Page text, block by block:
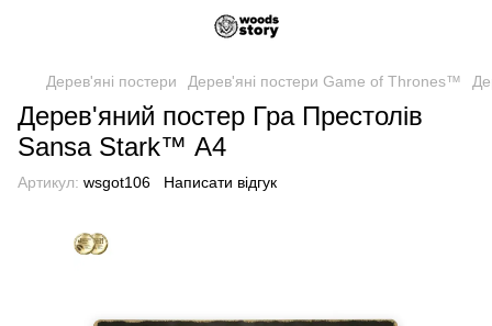
Дерев'яні постери Дерев'яні постери Game of Thrones™
Дерев'яний постер Гра Престолів
Sansa Stark™ А4
Артикул: wsgot106 Написати відгук